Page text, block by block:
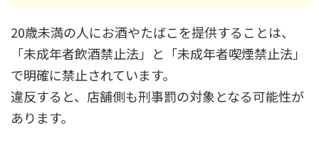
20歳未満の人にお酒やたばこを提供することは、
「未成年者飲酒禁止法」と「未成年者喫煙禁止法」
で明確に禁止されています。
違反すると、店舗側も刑事罰の対象となる可能性が
あります。